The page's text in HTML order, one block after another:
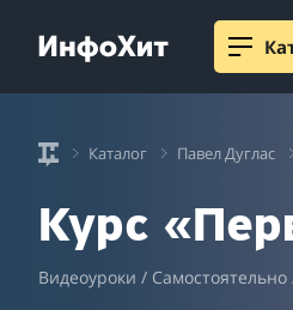
Каталог Павел Дуглас
Курс
Видеоуроки /